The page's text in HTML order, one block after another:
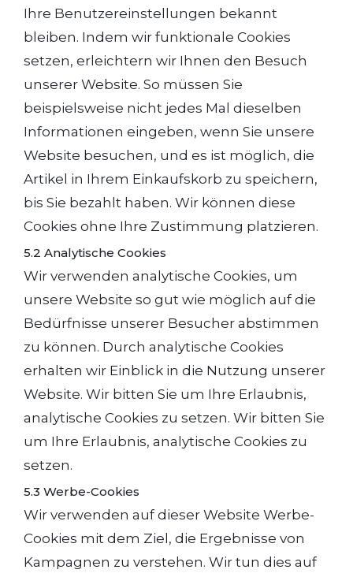
Ihre Benutzereinstellungen bekannt
bleiben. Indem wir funktionale Cookies
setzen, erleichtern wir Ihnen den Besuch
unserer Website. So müssen Sie
beispielsweise nicht jedes Mal dieselben
Informationen eingeben, wenn Sie unsere
Website besuchen, und es ist möglich, die
Artikel in Ihrem Einkaufskorb zu speichern,
bis Sie bezahlt haben. Wir können diese
Cookies ohne Ihre Zustimmung platzieren.
5.2 Analytische Cookies
Wir verwenden analytische Cookies, um
unsere Website so gut wie möglich auf die
Bedürfnisse unserer Besucher abstimmen
zu können. Durch analytische Cookies
erhalten wir Einblick in die Nutzung unserer
Website. Wir bitten Sie um Ihre Erlaubnis,
analytische Cookies zu setzen. Wir bitten Sie
um Ihre Erlaubnis, analytische Cookies zu
setzen.
5.3 Werbe-Cookies
Wir verwenden auf dieser Website Werbe-
Cookies mit dem Ziel, die Ergebnisse von
Kampagnen zu verstehen. Wir tun dies auf